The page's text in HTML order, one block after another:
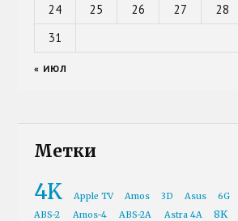
24
25 26 27 28
31
« ИЮЛ
Метки
4K Apple TV Amos 3D Asus 6G
ABS-2
Amos-4 ABS-2A Astra 4A 8K